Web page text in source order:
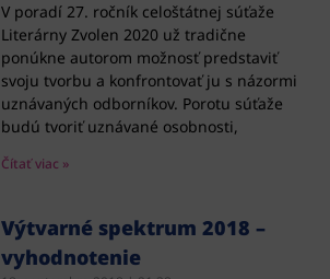
V poradí 27. ročník celoštátnej súťaže
Literárny Zvolen 2020 už tradične
ponúkne autorom možnosť predstaviť
svoju tvorbu a konfrontovať ju s názormi
uznávaných odborníkov. Porotu súťaže
budú tvoriť uznávané osobnosti,
Čítať viac »
Výtvarné spektrum 2018 –
vyhodnotenie